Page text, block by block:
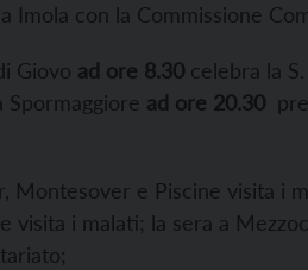
Imola con la Commissione
Giovo ad ore 8.30 celebra la
Spormaggiore ad ore 20.30
Montesover e Piscine visita i
visita i malati; la sera a